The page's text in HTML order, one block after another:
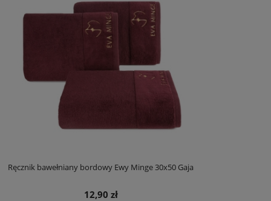
Ręcznik bawełniany bordowy Ewy Minge 30x50 Gaja
12,90 zł